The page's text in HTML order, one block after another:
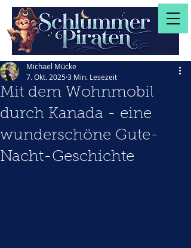
Mit dem Wohnmobil
durch Kanada - eine
wunderschöne Gute-
Nacht-Geschichte
Michael Mücke
7. Okt. 20253 Min. Lesezeit